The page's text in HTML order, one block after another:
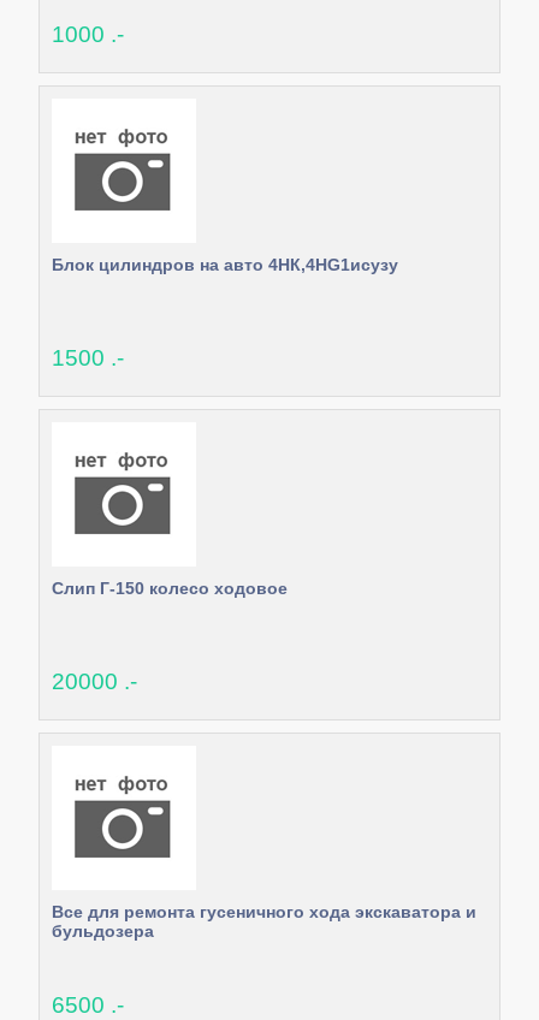
1000 .-
Блок цилиндров на авто 4НК,4HG1исузу
1500 .-
Слип Г-150 колесо ходовое
20000 .-
Все для ремонта гусеничного хода экскаватора и
бульдозера
6500 .-